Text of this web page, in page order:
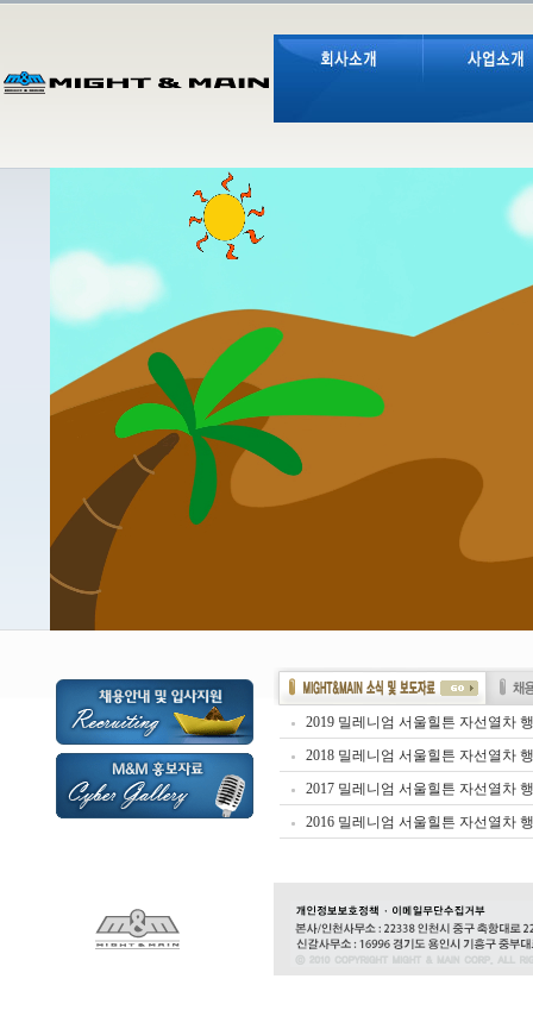
2019 밀레니엄 서울힐튼 자선열차
2018 밀레니엄 서울힐튼 자선열차
2017 밀레니엄 서울힐튼 자선열차
2016 밀레니엄 서울힐튼 자선열차